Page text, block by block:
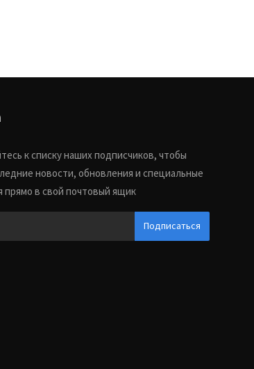
к списку наших подписчиков, чтобы
новости, обновления и специальные
в свой почтовый ящик
Подписаться